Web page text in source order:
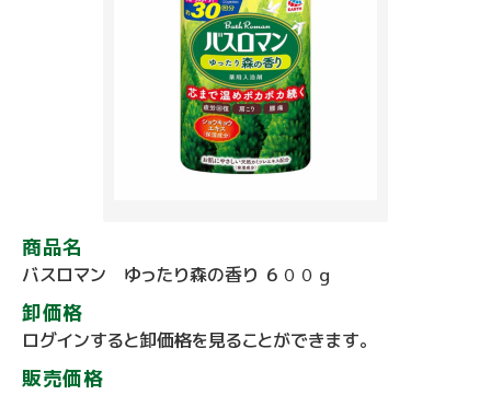
商品名
バスロマン ゆったり森の香り ６００ｇ
卸価格
ログインすると卸価格を見ることができます。
販売価格